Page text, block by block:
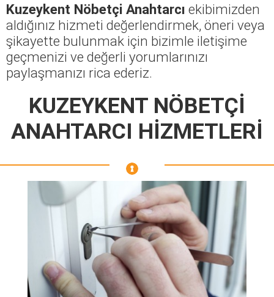
Kuzeykent Nöbetçi Anahtarcı ekibimizden
aldığınız hizmeti değerlendirmek, öneri veya
şikayette bulunmak için bizimle iletişime
geçmenizi ve değerli yorumlarınızı
paylaşmanızı rica ederiz.
KUZEYKENT NÖBETÇİ
ANAHTARCI HİZMETLERİ